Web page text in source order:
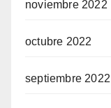
noviembre 2022
octubre 2022
septiembre 2022